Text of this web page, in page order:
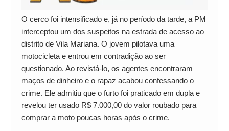
O cerco foi intensificado e, já no período da tarde, a PM
interceptou um dos suspeitos na estrada de acesso ao
distrito de Vila Mariana. O jovem pilotava uma
motocicleta e entrou em contradição ao ser
questionado. Ao revistá-lo, os agentes encontraram
maços de dinheiro e o rapaz acabou confessando o
crime. Ele admitiu que o furto foi praticado em dupla e
revelou ter usado R$ 7.000,00 do valor roubado para
comprar a moto poucas horas após o crime.